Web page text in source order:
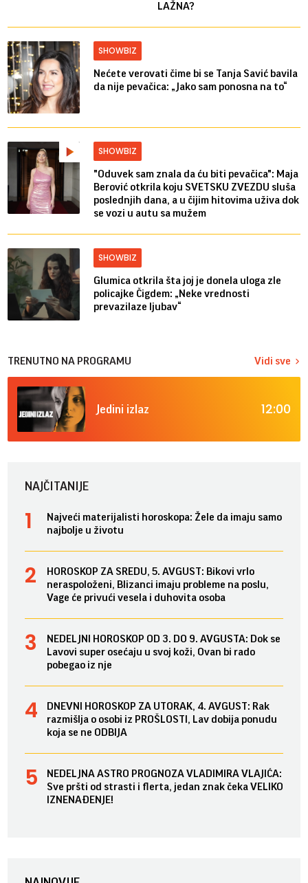
LAŽNA?
SHOWBIZ
Nećete verovati čime bi se Tanja Savić bavila
da nije pevačica: „Jako sam ponosna na to“
SHOWBIZ
"Oduvek sam znala da ću biti pevačica": Maja
Berović otkrila koju SVETSKU ZVEZDU sluša
poslednjih dana, a u čijim hitovima uživa dok
se vozi u autu sa mužem
SHOWBIZ
Glumica otkrila šta joj je donela uloga zle
policajke Čigdem: „Neke vrednosti
prevazilaze ljubav“
TRENUTNO NA PROGRAMU Vidi sve
Jedini izlaz 12:00
NAJČITANIJE
Najveći materijalisti horoskopa: Žele da imaju samo
najbolje u životu
HOROSKOP ZA SREDU, 5. AVGUST: Bikovi vrlo
neraspoloženi, Blizanci imaju probleme na poslu,
Vage će privući vesela i duhovita osoba
NEDELJNI HOROSKOP OD 3. DO 9. AVGUSTA: Dok se
Lavovi super osećaju u svoj koži, Ovan bi rado
pobegao iz nje
DNEVNI HOROSKOP ZA UTORAK, 4. AVGUST: Rak
razmišlja o osobi iz PROŠLOSTI, Lav dobija ponudu
koja se ne ODBIJA
NEDELJNA ASTRO PROGNOZA VLADIMIRA VLAJIĆA:
Sve pršti od strasti i flerta, jedan znak čeka VELIKO
IZNENAĐENJE!